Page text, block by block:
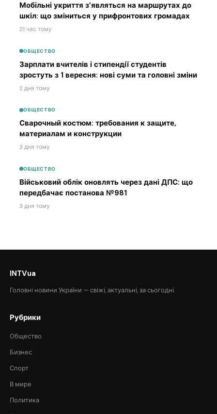
Мобільні укриття з’являться на маршрутах до
шкіл: що зміниться у прифронтових громадах
21 час тому
ОБЩЕСТВО
Зарплати вчителів і стипендії студентів
зростуть з 1 вересня: нові суми та головні зміни
2 дня тому
ОБЩЕСТВО
Сварочный костюм: требования к защите,
материалам и конструкции
3 дня тому
ОБЩЕСТВО
Військовий облік оновлять через дані ДПС: що
передбачає постанова №981
3 дня тому
INTVua
Головні новини України — свіжі, актуальні, за сьогодні.
Рубрики
Общество
Бизнес
Спорт
В мире
Политика